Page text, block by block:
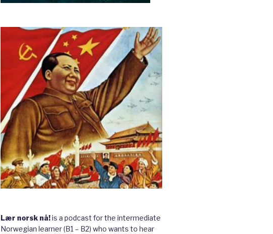
Lær norsk nå!is a podcast for the intermediate
Norwegian learner (B1 – B2) who wants to hear